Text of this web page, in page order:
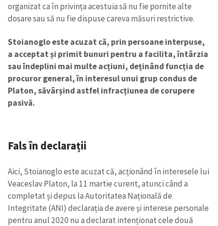
organizat ca în privința acestuia să nu fie pornite alte
dosare sau să nu fie dispuse careva măsuri restrictive.
Stoianoglo este acuzat că, prin persoane interpuse,
a acceptat și primit bunuri pentru a facilita, întârzia
sau îndeplini mai multe acțiuni, deținând funcția de
procuror general, în interesul unui grup condus de
Platon, săvârșind astfel infracțiunea de corupere
pasivă.
Fals în declarații
Aici, Stoianoglo este acuzat că, acționând în interesele lui
Veaceslav Platon, la 11 martie curent, atunci când a
completat și depus la Autoritatea Națională de
Integritate (ANI) declarația de avere și interese personale
pentru anul 2020 nu a declarat intenționat cele două